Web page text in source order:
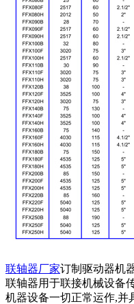
联轴器厂家订制驱动器机
联轴器用于联接机械设备
机器设备一切正常运作,并